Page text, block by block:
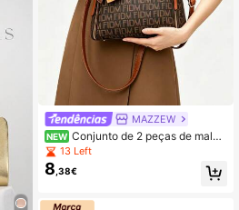
MAZZEW
NEW Conjunto de 2 peças de mala t
ote feminina castanho-escuro com
monograma, mala a tiracolo em PU
contrastante com pega superior, est
o de seda e mini necessaire de cos
13 Left
8 ,38€